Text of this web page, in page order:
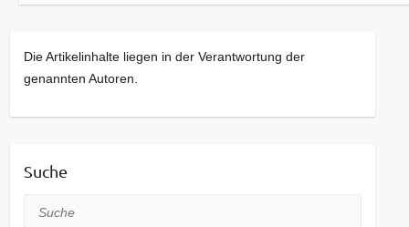
Die Artikelinhalte liegen in der Verantwortung der
genannten Autoren.
Suche
Suche